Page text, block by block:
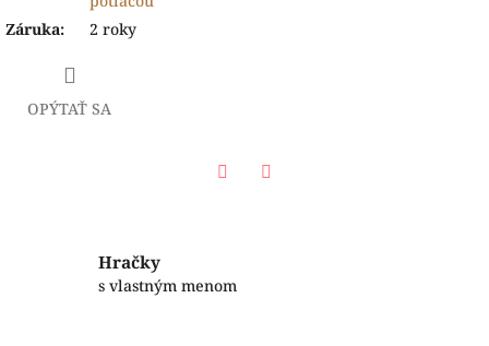
Záruka: 2 roky
OPÝTAŤ SA
Hračky
s vlastným menom